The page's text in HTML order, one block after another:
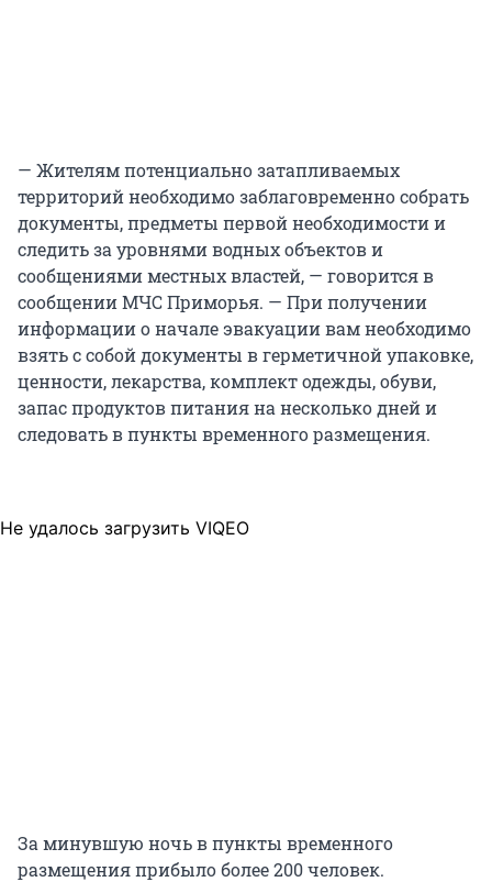
— Жителям потенциально затапливаемых
территорий необходимо заблаговременно собрать
документы, предметы первой необходимости и
следить за уровнями водных объектов и
сообщениями местных властей, — говорится в
сообщении МЧС Приморья. — При получении
информации о начале эвакуации вам необходимо
взять с собой документы в герметичной упаковке,
ценности, лекарства, комплект одежды, обуви,
запас продуктов питания на несколько дней и
следовать в пункты временного размещения.
Не удалось загрузить VIQEO
За минувшую ночь в пункты временного
размещения прибыло более 200 человек.